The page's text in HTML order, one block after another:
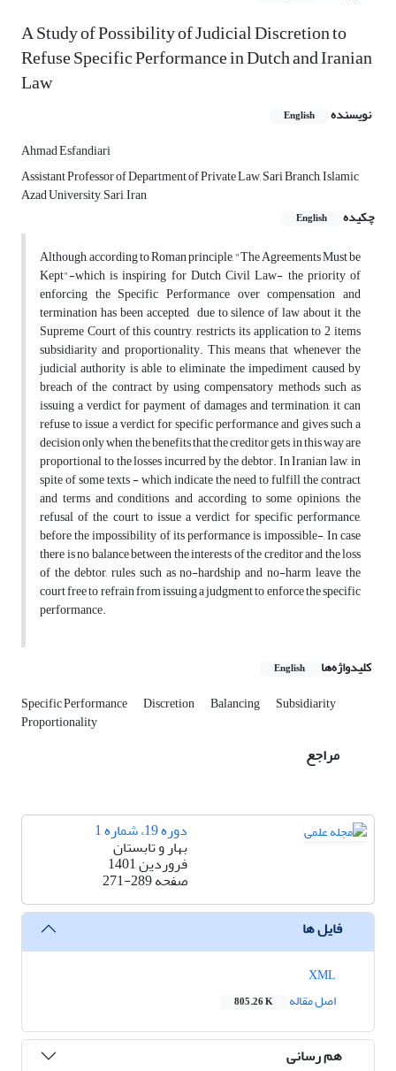
A Study of Possibility of Judicial Discretion to
Refuse Specific Performance in Dutch and Iranian
Law
نویسنده English
Ahmad Esfandiari
Assistant Professor of Department of Private Law, Sari Branch, Islamic
Azad University, Sari, Iran
چکیده
English
Although, according to Roman principle, "The Agreements Must be
Kept"-which is inspiring for Dutch Civil Law- the priority of
enforcing the Specific Performance over compensation and
termination has been accepted, due to silence of law about it, the
Supreme Court of this country, restricts its application to 2 items
subsidiarity and proportionality. This means that whenever the
judicial authority is able to eliminate the impediment caused by
breach of the contract by using compensatory methods such as
issuing a verdict for payment of damages and termination, it can
refuse to issue a verdict for specific performance and gives such a
decision only when the benefits that the creditor gets in this way are
proportional to the losses incurred by the debtor. In Iranian law, in
spite of some texts - which indicate the need to fulfill the contract
and terms and conditions, and according to some opinions, the
refusal of the court to issue a verdict for specific performance,
before the impossibility of its performance is impossible-, In case
there is no balance between the interests of the creditor and the loss
of the debtor, rules such as no-hardship and no-harm leave the
court free to refrain from issuing a judgment to enforce the specific
performance.
کلیدواژه‌ها English
Specific Performance Discretion Balancing Subsidiarity
Proportionality
مراجع
دوره 19، شماره 1
بهار و تابستان
فروردین 1401
صفحه271-289
فایل ها
اصل مقاله
805.26 K
هم رسانی